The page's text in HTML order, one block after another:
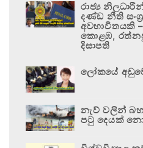
රාජ්‍ය
දණ්ඩ නීති
අවභාවිතයකි
කොළඹ,
දිසාපති
ලෝකයේ
නැව් වලින්
පටු දෙයක්